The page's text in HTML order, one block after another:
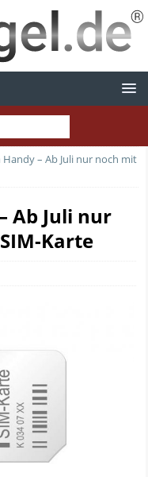
– Ab Juli nur noch mit
Ab Juli nur
Karte